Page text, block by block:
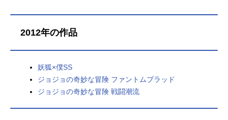
2012年の作品
妖狐×僕SS
ジョジョの奇妙な冒険 ファントムブラッド
ジョジョの奇妙な冒険 戦闘潮流